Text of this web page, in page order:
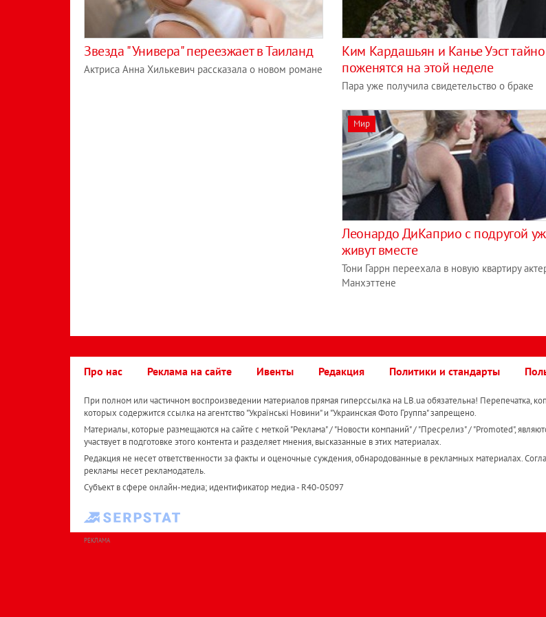
Звезда "Универа" переезжает в Таиланд
Актриса Анна Хилькевич рассказала о новом романе
Ким Кардашьян и Канье Уэст тайно
поженятся на этой неделе
Пара уже получила свидетельство о браке
Мир
Леонардо ДиКаприо с подругой
живут вместе
Тони Гаррн переехала в новую квартиру
Манхэттене
Про нас Реклама на сайте Ивенты Редакция Политики и стандарты
При полном или частичном воспроизведении материалов прямая гиперссылка на LB.ua обязательна! Перепечатка,
которых содержится ссылка на агентство "Українськi Новини" и "Украинская Фото Группа" запрещено.
Материалы, которые размещаются на сайте с меткой "Реклама" / "Новости компаний" / "Пресрелиз" / "Promoted",
участвует в подготовке этого контента и разделяет мнения, высказанные в этих материалах.
Редакция не несет ответственности за факты и оценочные суждения, обнародованные в рекламных материалах.
рекламы несет рекламодатель.
Субъект в сфере онлайн-медиа; идентификатор медиа - R40-05097
РЕКЛАМА